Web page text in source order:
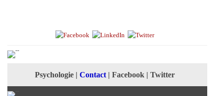
Psychologie| Contact| Facebook| Twitter